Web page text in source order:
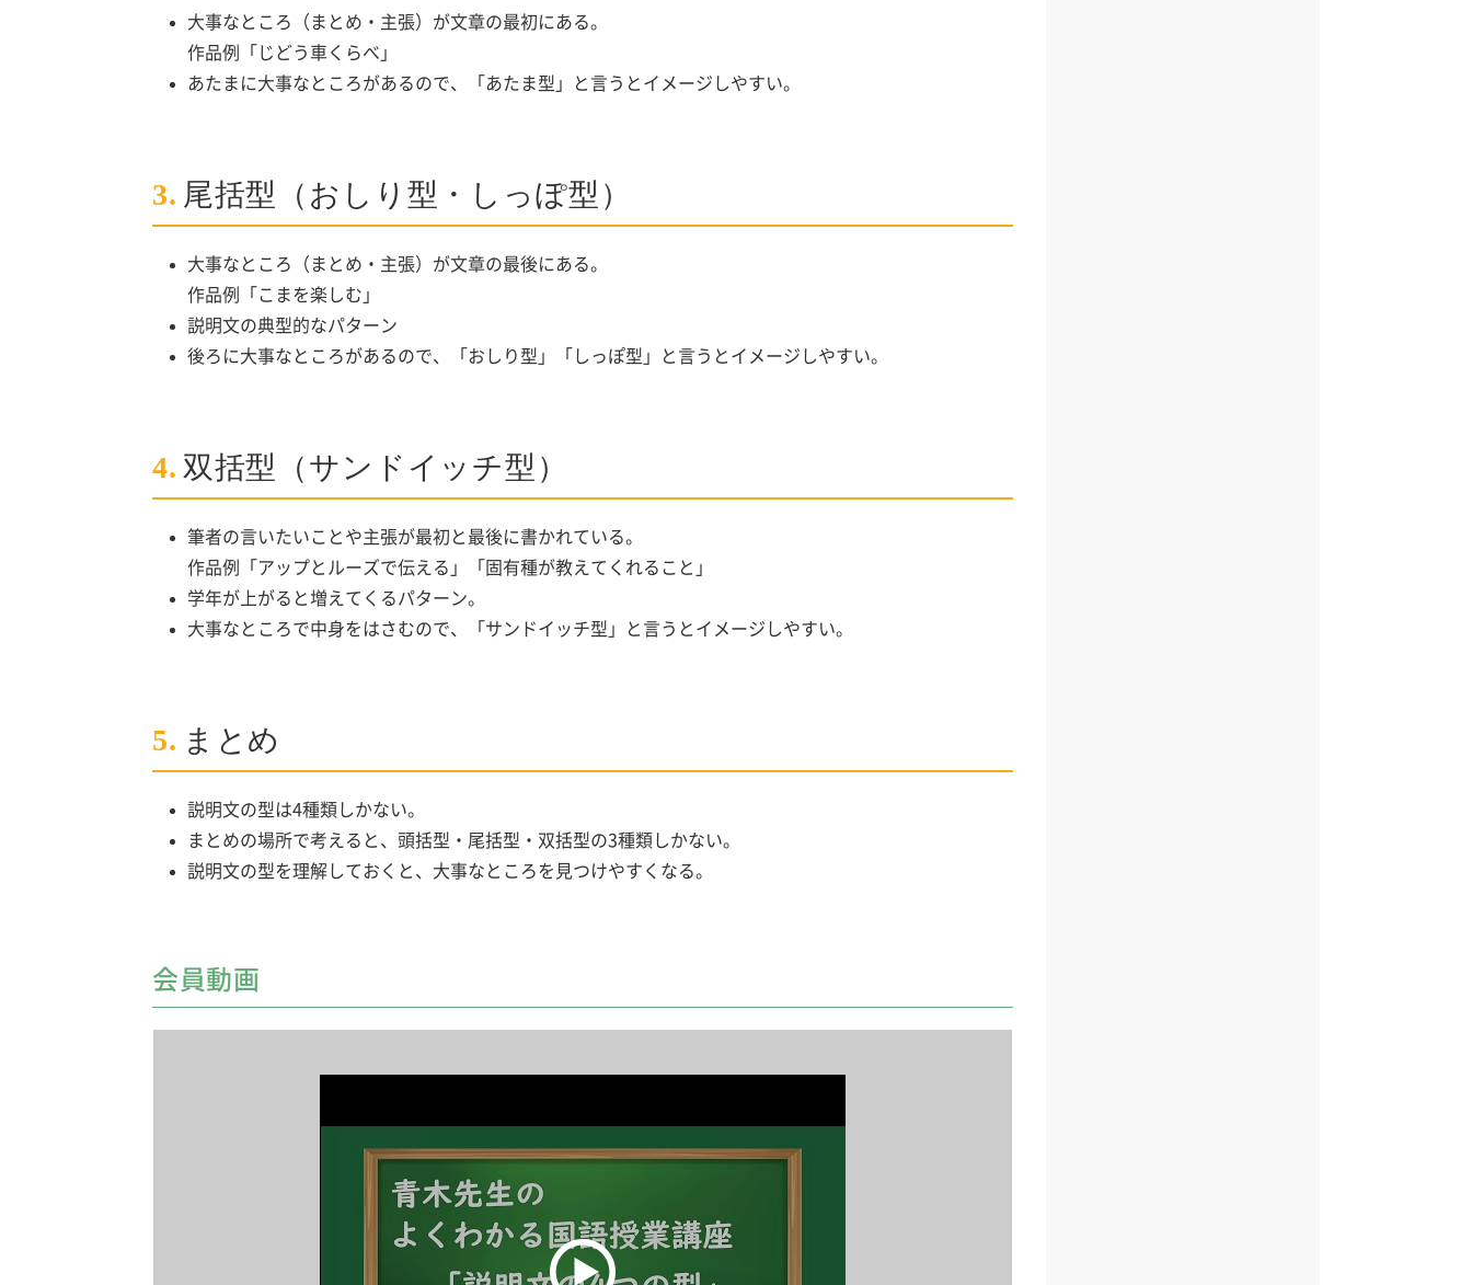
大事なところ（まとめ・主張）が文章の最初にある。
作品例「じどう車くらべ」
あたまに大事なところがあるので、「あたま型」と言うとイメージしやすい。
3. 尾括型（おしり型・しっぽ型）
大事なところ（まとめ・主張）が文章の最後にある。
作品例「こまを楽しむ」
説明文の典型的なパターン
後ろに大事なところがあるので、「おしり型」「しっぽ型」と言うとイメージしやすい。
4. 双括型（サンドイッチ型）
筆者の言いたいことや主張が最初と最後に書かれている。
作品例「アップとルーズで伝える」「固有種が教えてくれること」
学年が上がると増えてくるパターン。
大事なところで中身をはさむので、「サンドイッチ型」と言うとイメージしやすい。
5. まとめ
説明文の型は4種類しかない。
まとめの場所で考えると、頭括型・尾括型・双括型の3種類しかない。
説明文の型を理解しておくと、大事なところを見つけやすくなる。
会員動画